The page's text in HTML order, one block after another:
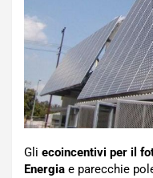
Gli ecoincentivi per il
Energia e parecchie